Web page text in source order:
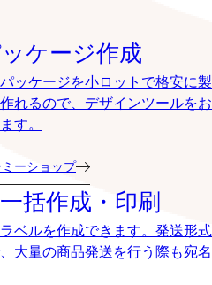
ケージ作成
ッケージを小ロットで格安に
れるので、デザインツールを
す。
ーショップ
括作成・印刷
ベルを作成できます。発送形
大量の商品発送を行う際も宛